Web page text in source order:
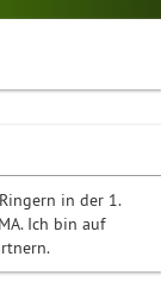
in der 1.
Ich bin auf